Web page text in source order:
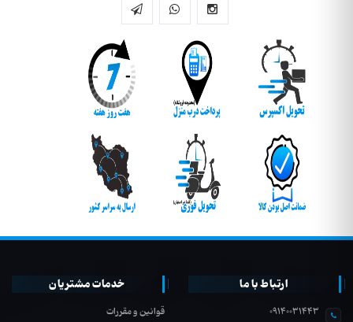
ارتباط با ما
09140031443
خدمات مشتریان
قوانین و مقررات